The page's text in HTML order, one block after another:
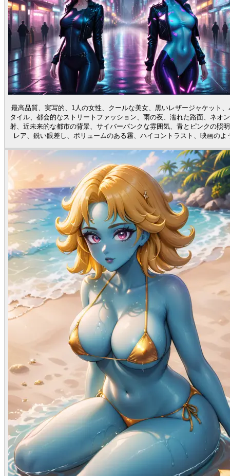
最高品質、実写的、1人の女性、クールな美女、黒いレザージャケット
タイル、都会的なストリートファッション、雨の夜、濡れた路面、ネオ
射、近未来的な都市の背景、サイバーパンクな雰囲気、青とピンクの照
レア、鋭い眼差し、ボリュームのある霧、ハイコントラスト、映画のよ